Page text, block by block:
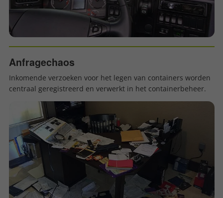
Anfragechaos
Inkomende verzoeken voor het legen van containers worden
centraal geregistreerd en verwerkt in het containerbeheer.